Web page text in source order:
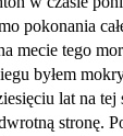
pokonania
mecie tego
byłem
lat na
stronę.